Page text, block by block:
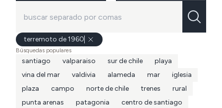
terremoto de 1960
Búsquedas populares
santiago valparaiso sur de chile
playa
vina del mar
valdivia alameda mar
iglesia
plaza
campo norte de chile trenes
rural
punta arenas
patagonia
centro de santiago